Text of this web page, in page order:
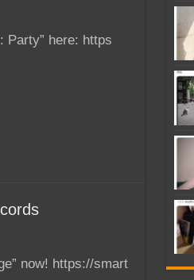
Party” here: https
now! https://smart